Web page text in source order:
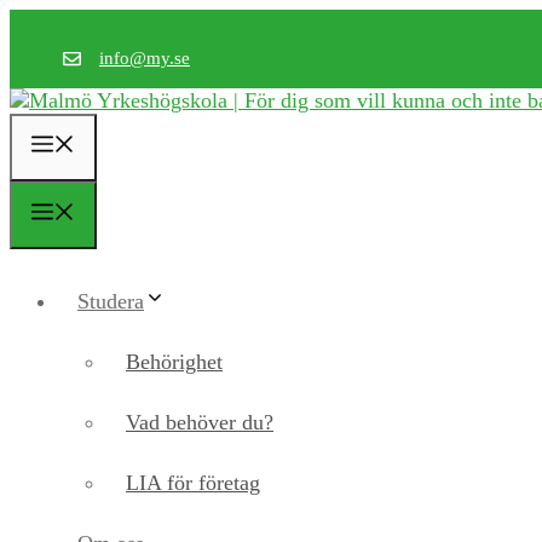
innehåll
info@my.se
Studera
Behörighet
Vad behöver du?
LIA för företag